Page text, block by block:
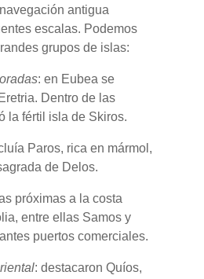
antigua
escalas. Podemos
grupos de islas:
: en Eubea se
Dentro de las
la fértil isla de Skiros.
Paros, rica en mármol,
de Delos.
próximas a la costa
entre ellas Samos y
puertos comerciales.
: destacaron Quíos,